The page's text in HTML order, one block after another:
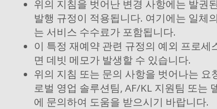
위의 지침을 벗어난 변경 사항에는 발권
발행 규정이 적용됩니다. 여기에는 일체
는 서비스 수수료가 포함됩니다.
이 특정 재예약 관련 규정의 예외 프로세
면 데빗 메모가 발생할 수 있습니다.
위의 지침 또는 문의 사항을 벗어나는 요
로벌 영업 솔루션팀, AF/KL 지원팀 또는
에 문의하여 도움을 받으시기 바랍니다.